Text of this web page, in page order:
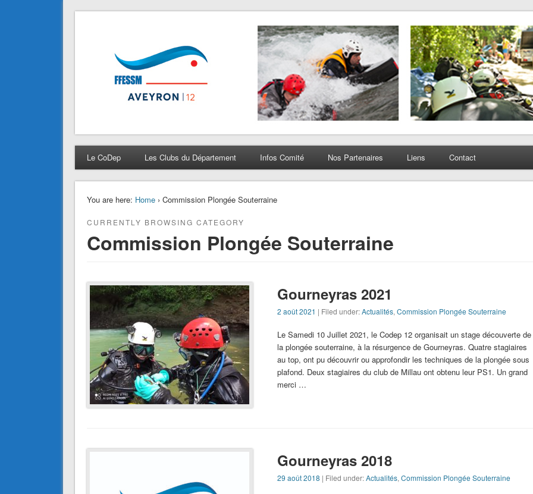
Le CoDep Les Clubs du Département Infos Comité Nos Partenaires Liens Contact
You are here: Home› Commission Plongée Souterraine
CURRENTLY BROWSING CATEGORY
Commission Plongée Souterraine
Gourneyras 2021
2 août 2021 | Filed under:Actualités,Commission Plongée Souterraine
Le Samedi 10 Juillet 2021, le Codep 12 organisait un stage découverte de
la plongée souterraine, à la résurgence de Gourneyras. Quatre stagiaires
au top, ont pu découvrir ou approfondir les techniques de la plongée sous
plafond. Deux stagiaires du club de Millau ont obtenu leur PS1. Un grand
merci …
Gourneyras 2018
29 août 2018 | Filed under:Actualités,Commission Plongée Souterraine